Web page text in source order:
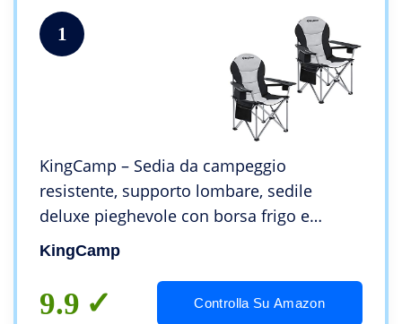
1
KingCamp – Sedia da campeggio
resistente, supporto lombare, sedile
deluxe pieghevole con borsa frigo e
supporto per coppe per braccioli
KingCamp
9.9 Controlla Su Amazon